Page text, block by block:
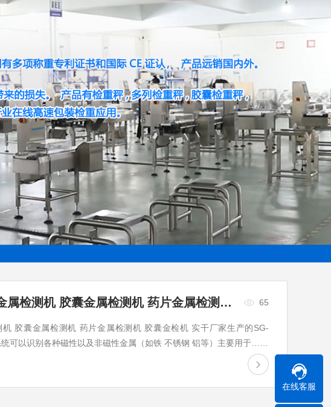
SG-YJ60胶囊药片金属检测机 胶囊金属检测机 药片金属检测机 胶囊金检机 65
机 胶囊金属检测机 药片金属检测机 胶囊金检机 实干厂家生产的SG-
可以识别各种磁性以及非磁性金属（如铁 不锈钢 铝等）主要用于……
在线客服